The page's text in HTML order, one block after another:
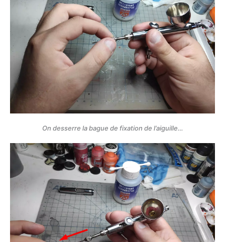
On desserre la bague de fixation de l’aiguille…